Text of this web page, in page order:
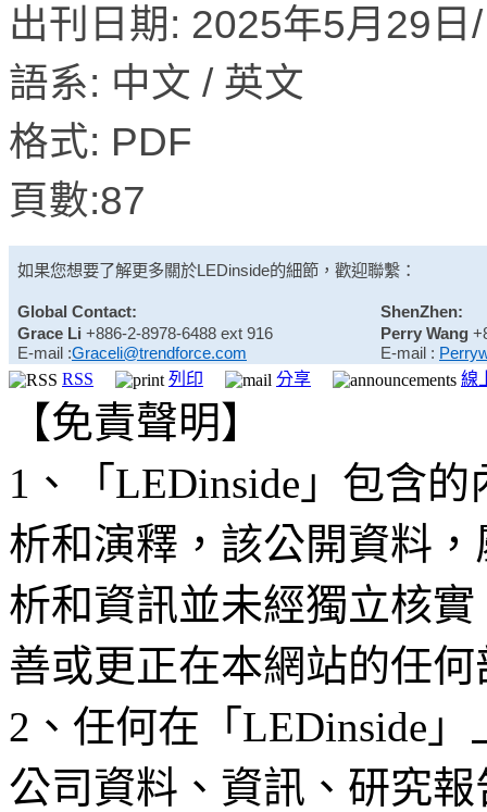
出刊日期: 2025年5月29日
語系: 中文 / 英文
格式: PDF
頁數:87
如果您想要了解更多關於LEDinside的細節，歡迎聯繫：
Global Contact:
ShenZhen:
Grace Li +886-2-8978-6488 ext 916
E-mail :Graceli@trendforce.com
Perry Wang
E-mail :
RSS
列印 分享 線
【免責聲明】
1、「LEDinside」包含
析和演釋，該公開資料
析和資訊並未經獨立核
善或更正在本網站的任
2、任何在「LEDinside
公司資料、資訊、研究